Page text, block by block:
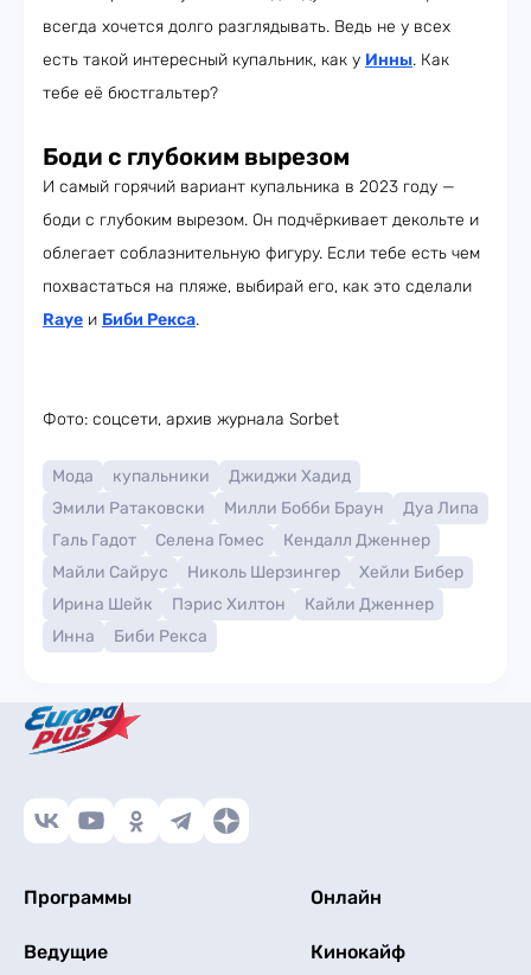
всегда хочется долго разглядывать. Ведь не у всех
есть такой интересный купальник, как у Инны. Как
тебе её бюстгальтер?
Боди с глубоким вырезом
И самый горячий вариант купальника в 2023 году —
боди с глубоким вырезом. Он подчёркивает декольте и
облегает соблазнительную фигуру. Если тебе есть чем
похвастаться на пляже, выбирай его, как это сделали
Raye и Биби Рекса.
Фото: соцсети, архив журнала Sorbet
Мода купальники
Джиджи Хадид
Эмили Ратаковски
Милли Бобби Браун
Дуа Липа
Галь Гадот
Селена Гомес
Кендалл Дженнер
Майли Сайрус
Николь Шерзингер
Хейли Бибер
Ирина Шейк
Пэрис Хилтон
Кайли Дженнер
Инна
Биби Рекса
Программы Онлайн
Ведущие Кинокайф